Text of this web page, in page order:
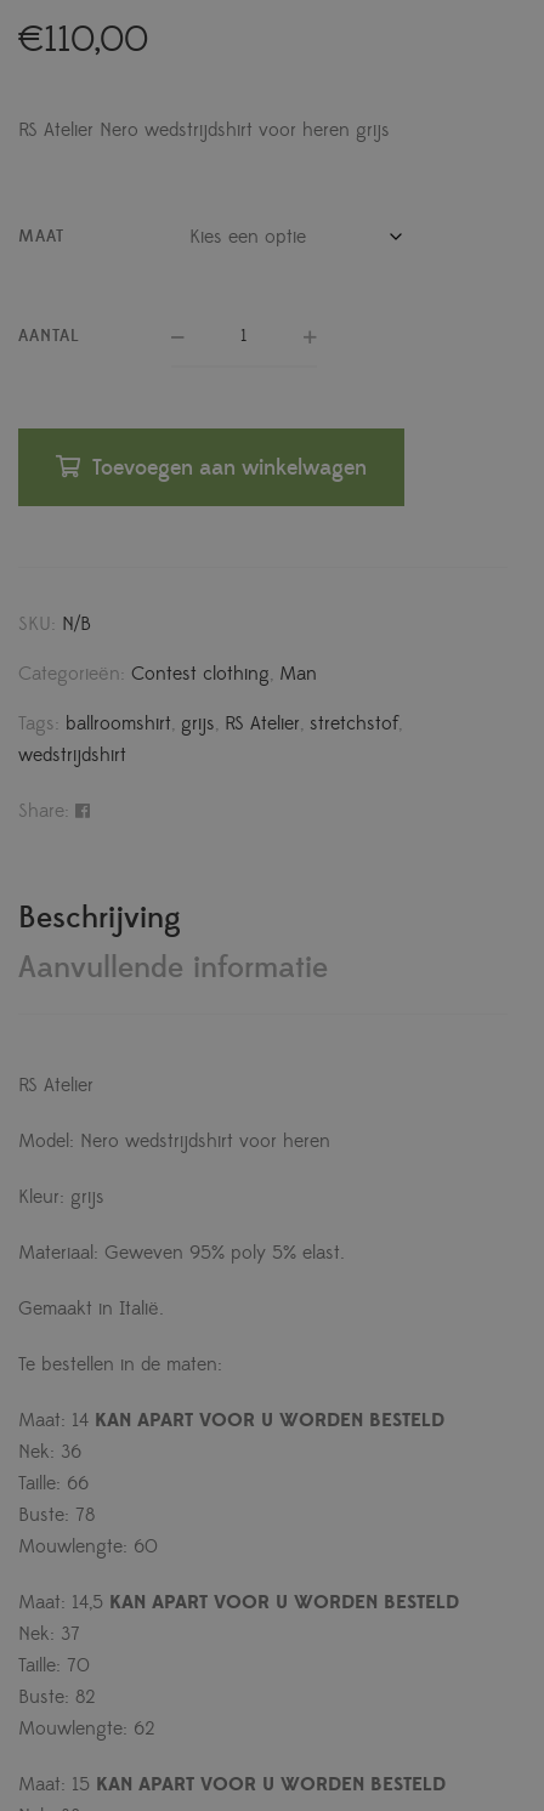
€110,00
RS Atelier Nero wedstrijdshirt voor heren grijs
MAAT
AANTAL
Toevoegen aan winkelwagen
SKU: N/B
Categorieën: Contest clothing, Man
Tags: ballroomshirt, grijs, RS Atelier, stretchstof,
wedstrijdshirt
Share:
Beschrijving
Aanvullende informatie
RS Atelier
Model: Nero wedstrijdshirt voor heren
Kleur: grijs
Materiaal: Geweven 95% poly 5% elast.
Gemaakt in Italië.
Te bestellen in de maten:
Maat: 14 KAN APART VOOR U WORDEN BESTELD
Nek: 36
Taille: 66
Buste: 78
Mouwlengte: 60
Maat: 14,5 KAN APART VOOR U WORDEN BESTELD
Nek: 37
Taille: 70
Buste: 82
Mouwlengte: 62
Maat: 15 KAN APART VOOR U WORDEN BESTELD